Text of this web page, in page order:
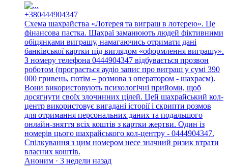
+380444904347
Схема шахрайства «Лотерея та виграш в лотерею». Це
фінансова пастка. Шахраї заманюють людей фіктивними
обіцянками виграшу, намагаючись отримати дані
банківської картки під виглядом «оформлення виграшу».
З номеру телефона 0444904347 відбувається прозвон
роботом (програється аудіо запис про виграш у сумі 390
000 гривень, потім – розмова з оператором - шахраєм).
Вони використовують психологічні прийоми, щоб
досягнути своїх злочинних цілей. Цей шахрайський кол-
центр використовує вигадані історії і скрипти розмов
для отримання персональних даних та подальшого
онлайн-зняття всіх коштів з картки жертви. Один із
номерів цього шахрайського кол-центру - 0444904347.
Спілкування з цим номером несе значний ризик втрати
власних коштів.
Аноним · 3 недели назад